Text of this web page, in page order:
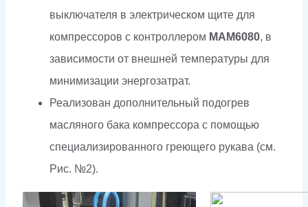
выключателя в электрическом щите для
компрессоров с контроллером МАМ6080, в
зависимости от внешней температуры для
минимизации энергозатрат.
Реализован дополнительный подогрев
масляного бака компрессора с помощью
специализированного греющего рукава (см.
Рис. №2).